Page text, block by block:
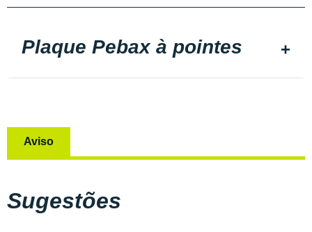
Plaque Pebax à pointes
Aviso
Sugestões